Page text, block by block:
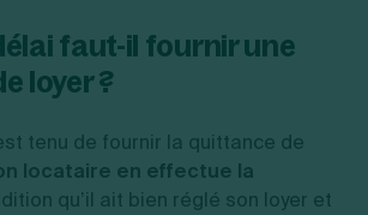
faut-il fournir une
loyer ?
tenu de fournir la quittance de
locataire en effectue la
qu’il ait bien réglé son loyer et